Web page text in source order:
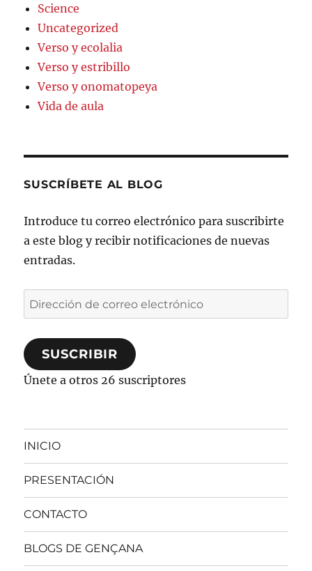
Science
Uncategorized
Verso y ecolalia
Verso y estribillo
Verso y onomatopeya
Vida de aula
SUSCRÍBETE AL BLOG
Introduce tu correo electrónico para suscribirte
a este blog y recibir notificaciones de nuevas
entradas.
Dirección
de
correo
electrónico
SUSCRIBIR
Únete a otros 26 suscriptores
INICIO
PRESENTACIÓN
CONTACTO
BLOGS DE GENÇANA